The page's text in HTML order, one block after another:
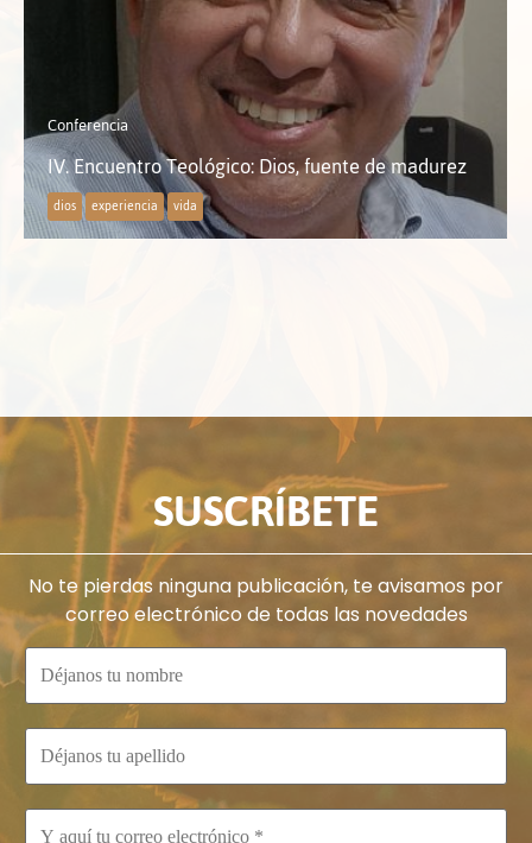
Conferencia
IV. Encuentro Teológico: Dios, fuente de madurez
dios experiencia vida
SUSCRÍBETE
No te pierdas ninguna publicación, te avisamos por
correo electrónico de todas las novedades